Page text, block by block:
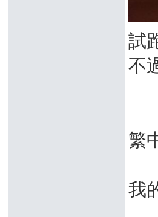
試
不
繁
我